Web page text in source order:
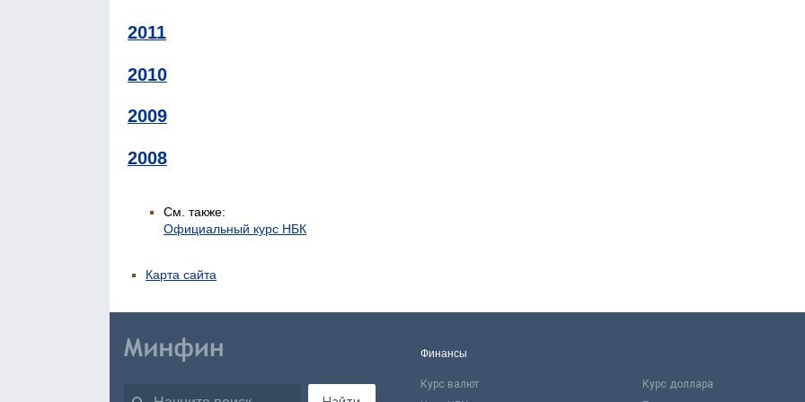
2011
2010
2009
2008
См. также:
Официальный курс НБК
Карта сайта
Финансы
Курс валют Курс доллара